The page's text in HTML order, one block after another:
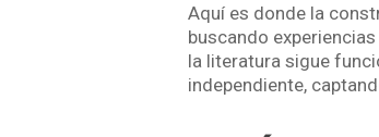
Aquí es donde la
buscando
la literatura sigue
independiente,